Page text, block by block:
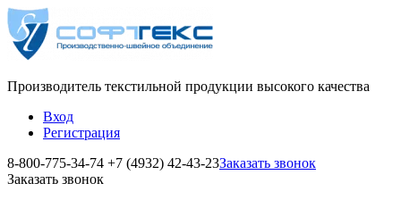
Производитель текстильной продукции высокого качества
Вход
Регистрация
8-800-775-34-74 +7 (4932) 42-43-23Заказать звонок
Заказать звонок